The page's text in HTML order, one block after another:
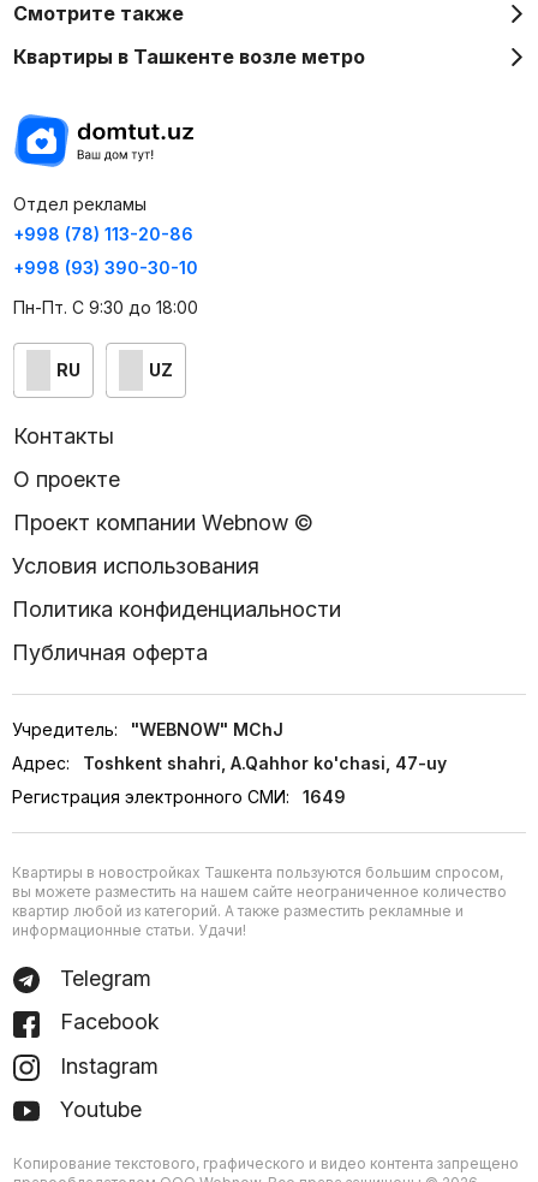
Смотрите также
Квартиры в Ташкенте возле метро
Отдел рекламы
+998 (78) 113-20-86
+998 (93) 390-30-10
Пн-Пт. С 9:30 до 18:00
RU UZ
Контакты
О проекте
Проект компании Webnow ©
Условия использования
Политика конфиденциальности
Публичная оферта
Учредитель:
"WEBNOW" MChJ
Адрес:
Toshkent shahri, A.Qahhor ko'chasi, 47-uy
Регистрация электронного СМИ:
1649
Квартиры в новостройках Ташкента пользуются большим спросом,
вы можете разместить на нашем сайте неограниченное количество
квартир любой из категорий. А также разместить рекламные и
информационные статьи. Удачи!
Telegram
Facebook
Instagram
Youtube
Копирование текстового, графического и видео контента запрещено